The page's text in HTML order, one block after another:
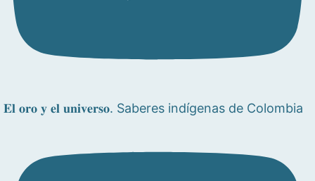
𝐄𝐥 𝐨𝐫𝐨 𝐲 𝐞𝐥 𝐮𝐧𝐢𝐯𝐞𝐫𝐬𝐨. Saberes indígenas de Colombia